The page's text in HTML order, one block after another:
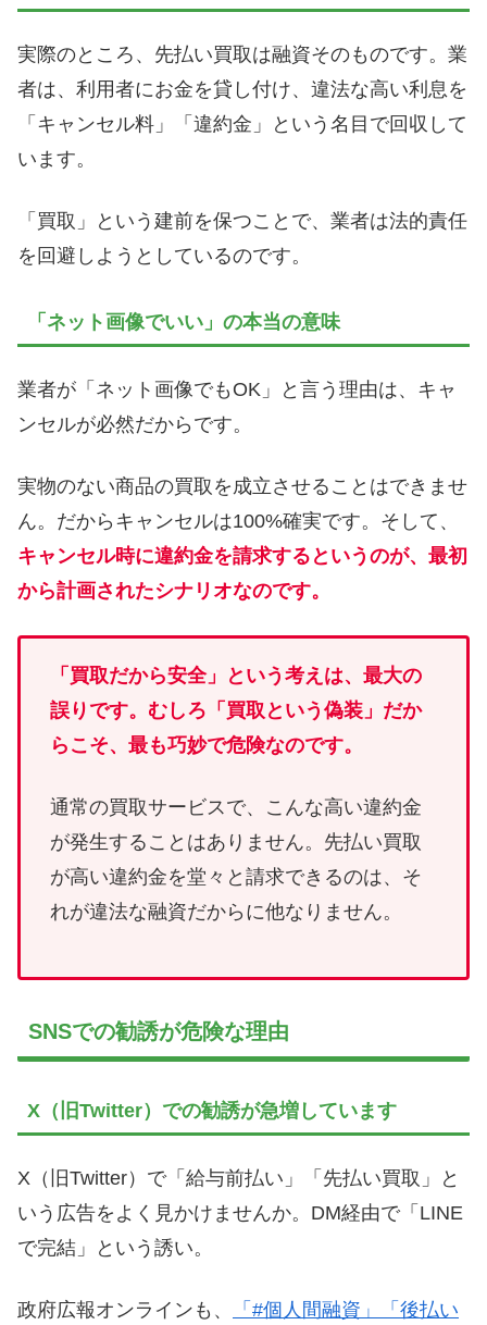
実際のところ、先払い買取は融資そのものです。業
者は、利用者にお金を貸し付け、違法な高い利息を
「キャンセル料」「違約金」という名目で回収して
います。
「買取」という建前を保つことで、業者は法的責任
を回避しようとしているのです。
「ネット画像でいい」の本当の意味
業者が「ネット画像でもOK」と言う理由は、キャ
ンセルが必然だからです。
実物のない商品の買取を成立させることはできませ
ん。だからキャンセルは100%確実です。そして、
キャンセル時に違約金を請求するというのが、最初
から計画されたシナリオなのです。
「買取だから安全」という考えは、最大の
誤りです。むしろ「買取という偽装」だか
らこそ、最も巧妙で危険なのです。
通常の買取サービスで、こんな高い違約金
が発生することはありません。先払い買取
が高い違約金を堂々と請求できるのは、そ
れが違法な融資だからに他なりません。
SNSでの勧誘が危険な理由
X（旧Twitter）での勧誘が急増しています
X（旧Twitter）で「給与前払い」「先払い買取」と
いう広告をよく見かけませんか。DM経由で「LINE
で完結」という誘い。
政府広報オンラインも、 「#個人間融資」「後払い